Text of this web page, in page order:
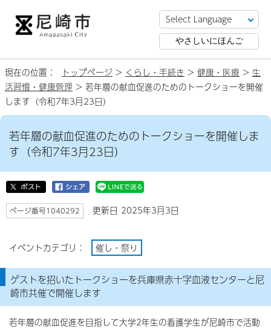
やさしいにほんご
現在の位置： トップページ > くらし・手続き > 健康・医療 > 生
活習慣・健康管理 > 若年層の献血促進のためのトークショーを開催
します（令和7年3月23日）
若年層の献血促進のためのトークショーを開催しま
す（令和7年3月23日）
ページ番号1040292 更新日 2025年3月3日
イベントカテゴリ： 催し・祭り
ゲストを招いたトークショーを兵庫県赤十字血液センターと尼
崎市共催で開催します
若年層の献血促進を目指して大学2年生の看護学生が尼崎市で活動